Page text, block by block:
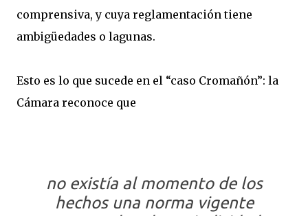
comprensiva, y cuya reglamentación tiene
ambigüedades o lagunas.
Esto es lo que sucede en el “caso Cromañón”: la
Cámara reconoce que
no existía al momento de los
hechos una norma vigente